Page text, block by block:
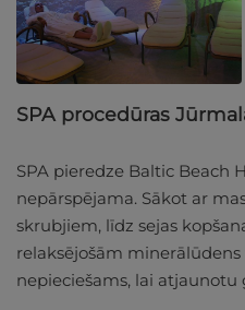
SPA procedūras
SPA pieredze Baltic Beach
nepārspējama. Sākot ar
skrubjiem, līdz sejas
relaksējošām minerālūdens
nepieciešams, lai